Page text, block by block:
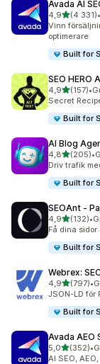
Avada AI
4,9av 5(4 331)
4331 •
Vinn
optimerare
Built for
SEO HERO
4,9av 5(157)
157 •
Secret
Built for
AI Blog
4,8av 5(205)
205 •
Driv trafik
Built for
SEOAnt ‑
4,9av 5(132)
132 •
Få dina
Built for
Webrex:
4,9av 5(797)
797 •
JSON-LD för
Built for
Avada AEO
5,0av 5(352)
352 •
AI SEO,